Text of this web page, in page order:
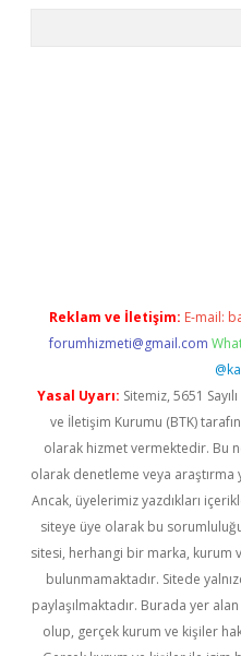
Reklam ve İletişim: E-mail:
forumhizmeti@gmail.com
Yasal Uyarı: Sitemiz, 5651
ve İletişim Kurumu (BTK)
olarak hizmet vermektedir. Bu
olarak denetleme veya
Ancak, üyelerimiz yazdıkları
siteye üye olarak bu
sitesi, herhangi bir marka, kurum
bulunmamaktadır. Sitede
paylaşılmaktadır. Burada yer
olup, gerçek kurum ve kişiler